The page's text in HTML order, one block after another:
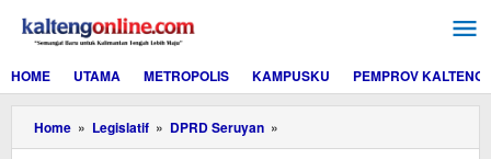
konten
HOME
UTAMA METROPOLIS KAMPUSKU PEMPROV KALTENG
Home » Legislatif » DPRD Seruyan »
Usulkan